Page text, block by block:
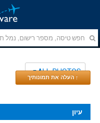
ALL PHOTOS
↑ העלה את תמונותיך
עיון